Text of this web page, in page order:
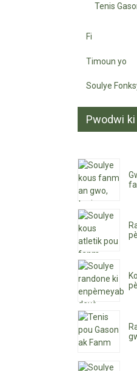
Tenis
Fi
Timoun yo
Soulye
Pwodwi